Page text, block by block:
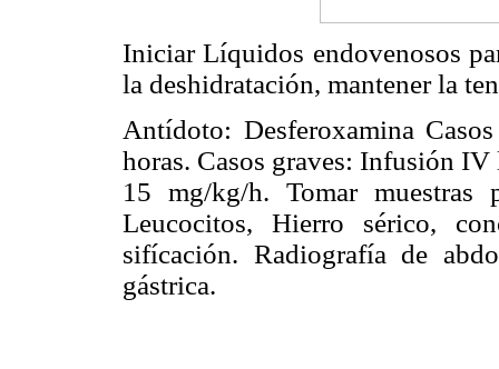
Iniciar Líquidos endovenosos
la deshidratación, mantener la
Antídoto: Desferoxamina
horas. Casos graves: Infusión
15 mg/kg/h. Tomar muestras
Leucocitos, Hierro sérico,
sifícación. Radiografía de
gástrica.